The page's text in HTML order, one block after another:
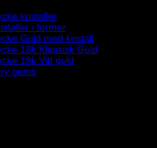
kristaller
i former
Guld med kristall
18k Klassisk Guld
18k Vitt guld
gems